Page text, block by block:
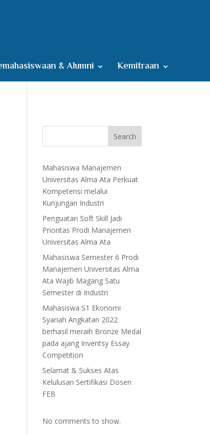
& Alumni Kemitraan
Search
Mahasiswa Manajemen
Universitas Alma Ata Perkuat
Kompetensi melalui
Kunjungan Industri
Penguatan Soft Skill Jadi
Prioritas Prodi Manajemen
Universitas Alma Ata
Mahasiswa Semester 6 Prodi
Manajemen Universitas Alma
Ata Wajib Magang Satu
Semester di Industri
Mahasiswa S1 Ekonomi
Syariah Angkatan 2022
berhasil meraih Bronze Medal
pada ajang Inventsy Essay
Competition
Selamat & Sukses Atas
Kelulusan Sertifikasi Dosen
FEB
No comments to show.